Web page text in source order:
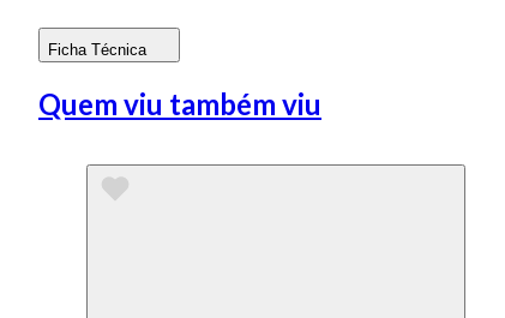
Ficha Técnica
Quem viu também viu